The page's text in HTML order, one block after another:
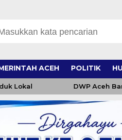
ACEH POLITIK
DWP Aceh